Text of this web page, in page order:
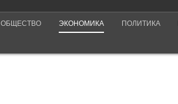
ОБЩЕСТВО ЭКОНОМИКА ПОЛИТИКА